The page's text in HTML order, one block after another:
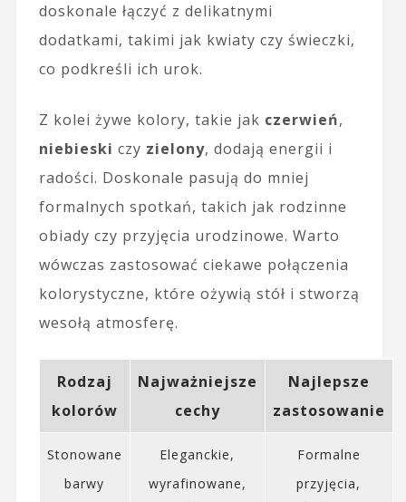
doskonale łączyć z delikatnymi
dodatkami, takimi jak kwiaty czy świeczki,
co podkreśli ich urok.
Z kolei żywe kolory, takie jak czerwień,
niebieski czy zielony, dodają energii i
radości. Doskonale pasują do mniej
formalnych spotkań, takich jak rodzinne
obiady czy przyjęcia urodzinowe. Warto
wówczas zastosować ciekawe połączenia
kolorystyczne, które ożywią stół i stworzą
wesołą atmosferę.
Rodzaj
kolorów
Najważniejsze
cechy
Najlepsze
zastosowanie
Stonowane
barwy
Eleganckie,
wyrafinowane,
Formalne
przyjęcia,